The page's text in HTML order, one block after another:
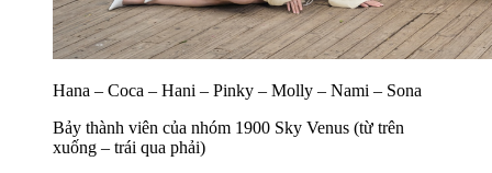
Hana – Coca – Hani – Pinky – Molly – Nami – Sona
Bảy thành viên của nhóm 1900 Sky Venus (từ trên
xuống – trái qua phải)